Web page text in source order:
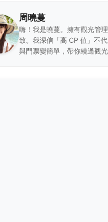
周曉蔓
嗨！我是曉蔓。擁有觀光管
致。我深信「高 CP 值」不
與門票變簡單，帶你繞過觀